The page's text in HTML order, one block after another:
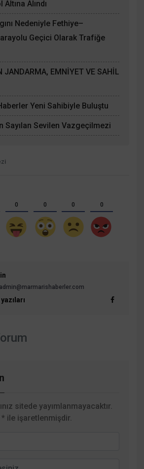
Alındı
Nedeniyle Fethiye–
Geçici Olarak Trafiğe
JANDARMA, EMNİYET VE SAHİL
Yeni Sahibiyle Buluştu
Sayılan Sevilen Vazgeçilmezi
0 0 0 0
admin@marmarishaberler.com
sitede yayımlanmayacaktır.
* ile işaretlenmişdir.